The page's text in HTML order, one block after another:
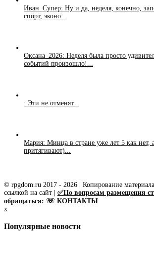
Иван_Супер: Ну и да, неделя, конечно,
спорт, эконо...
Оксана_2026: Неделя была просто
событий произошло!...
: Эти не отменят...
Мария: Минца в стране уже лет 5 как нет,
притягивают)...
© rpgdom.ru 2017 - 2026 | Копирование материала
ссылкой на сайт | ✅По вопросам размещения
обращаться: ☏ КОНТАКТЫ
x
Популярные новости